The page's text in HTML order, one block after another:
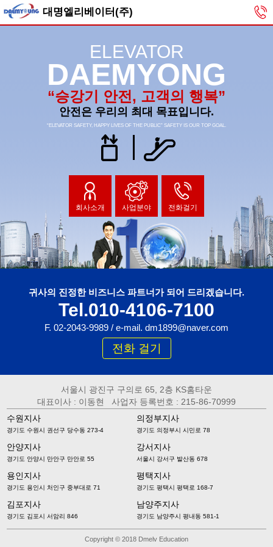
대명엘리베이터(주)
ELEVATOR
DAEMYONG
“승강기 안전, 고객의 행복”
안전은 우리의 최대 목표입니다.
“ELEVATOR SAFETY, HAPPY LIVES OF THE PUBLIC” SAFETY IS OUR TOP GOAL.
회사소개 사업분야 전화걸기
귀사의 진정한 비즈니스 파트너가 되어 드리겠습니다.
Tel.010-4106-7100
F. 02-2043-9989 / e-mail. dm1899@naver.com
전화 걸기
서울시 광진구 구의로 65, 2층 KS홈타운
대표이사 : 이동현 사업자 등록번호 : 215-86-70999
수원지사
경기도 수원시 권선구 당수동 273-4
의정부지사
경기도 의정부시 시민로 78
안양지사
경기도 안양시 만안구 만안로 55
강서지사
서울시 강서구 발산동 678
용인지사
경기도 용인시 처인구 중부대로 71
평택지사
경기도 평택시 평택로 168-7
김포지사
경기도 김포시 서암리 846
남양주지사
경기도 남양주시 평내동 581-1
Copyright © 2018 Dmelv Education